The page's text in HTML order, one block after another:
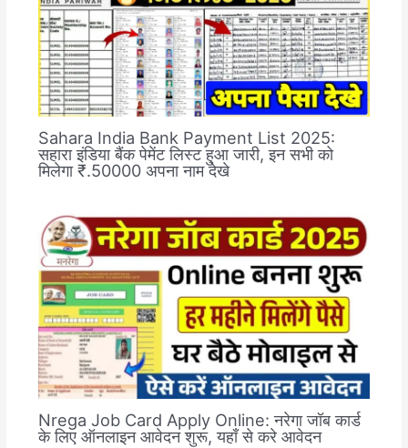
Sahara India Bank Payment List 2025:
सहारा इंडिया बैंक पेमेंट लिस्ट हुआ जारी, इन सभी को
मिलेगा ₹.50000 अपना नाम देखे
Nrega Job Card Apply Online: नरेगा जॉब कार्ड
के लिए ऑनलाइन आवेदन शुरू, यहाँ से करे आवेदन